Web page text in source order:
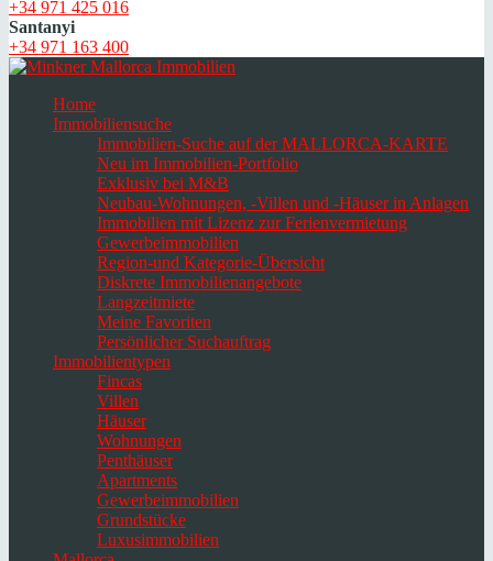
+34 971 425 016
Santanyi
+34 971 163 400
Home
Immobiliensuche
Immobilien-Suche auf der MALLORCA-KARTE
Neu im Immobilien-Portfolio
Exklusiv bei M&B
Neubau-Wohnungen, -Villen und -Häuser in Anlagen
Immobilien mit Lizenz zur Ferienvermietung
Gewerbeimmobilien
Region-und Kategorie-Übersicht
Diskrete Immobilienangebote
Langzeitmiete
Meine Favoriten
Persönlicher Suchauftrag
Immobilientypen
Fincas
Villen
Häuser
Wohnungen
Penthäuser
Apartments
Gewerbeimmobilien
Grundstücke
Luxusimmobilien